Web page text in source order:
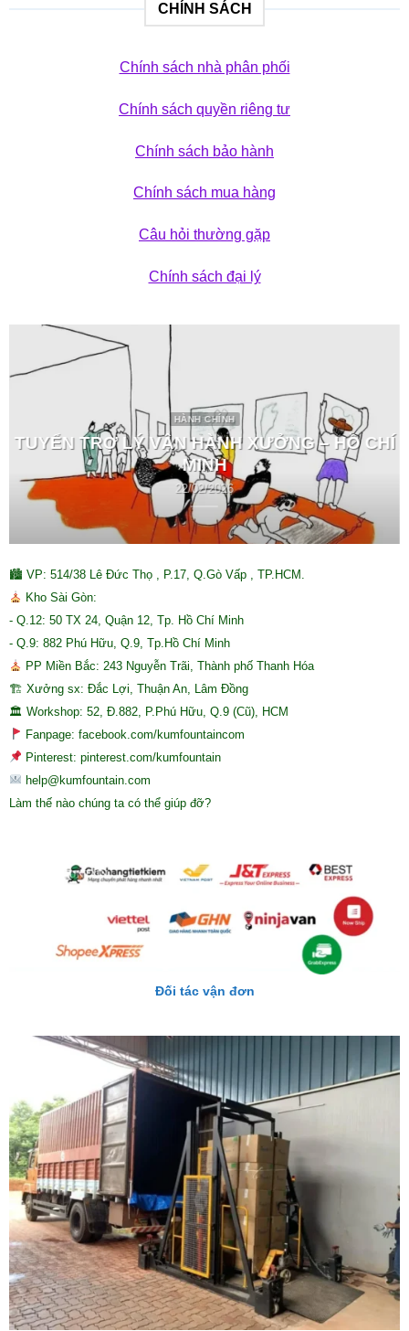
CHÍNH SÁCH
Chính sách nhà phân phối
Chính sách quyền riêng tư
Chính sách bảo hành
Chính sách mua hàng
Câu hỏi thường gặp
Chính sách đại lý
HÀNH CHÍNH
TUYỂN TRỢ LÝ VẬN HÀNH XƯỞNG – HỒ CHÍ
MINH
22/02/2026
🏙 VP: 514/38 Lê Đức Thọ , P.17, Q.Gò Vấp , TP.HCM.
Kho Sài Gòn:
- Q.12: 50 TX 24, Quận 12, Tp. Hồ Chí Minh
- Q.9: 882 Phú Hữu, Q.9, Tp.Hồ Chí Minh
PP Miền Bắc: 243 Nguyễn Trãi, Thành phố Thanh Hóa
🏗 Xưởng sx: Đắc Lợi, Thuận An, Lâm Đồng
🏛 Workshop: 52, Đ.882, P.Phú Hữu, Q.9 (Cũ), HCM
Fanpage: facebook.com/kumfountaincom
Pinterest: pinterest.com/kumfountain
help@kumfountain.com
Làm thế nào chúng ta có thể giúp đỡ?
Đối tác vận đơn